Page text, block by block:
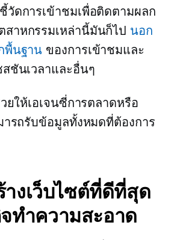
วัดการเข้าชมเพื่อติดตามผลก
สาหกรรมเหล่านี้มันก็ไป นอก
พื้นฐาน ของการเข้าชมและ
ชันเวลาและอื่นๆ
ยให้เอเจนซี่การตลาดหรือ
ารถรับข้อมูลทั้งหมดที่ต้องการ
างเว็บไซต์ที่ดีที่สุด
ทำความสะอาด